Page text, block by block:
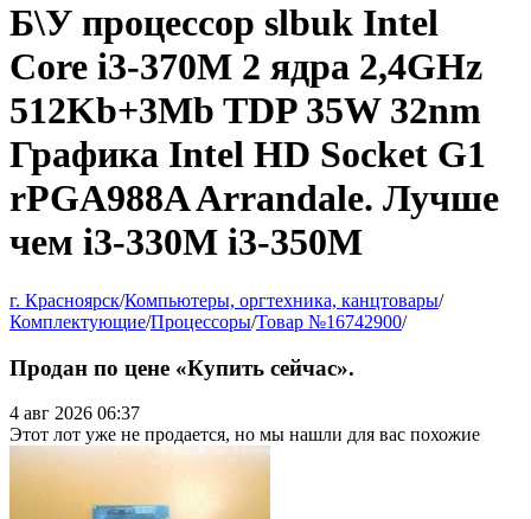
Б\У процессор slbuk Intel
Core i3-370M 2 ядра 2,4GHz
512Kb+3Mb TDP 35W 32nm
Графика Intel HD Socket G1
rPGA988A Arrandale. Лучше
чем i3-330M i3-350M
г. Красноярск/Компьютеры, оргтехника, канцтовары/
Комплектующие/Процессоры/Товар №16742900/
Продан по цене «Купить сейчас».
4 авг 2026 06:37
Этот лот уже не продается, но мы нашли для вас похожие